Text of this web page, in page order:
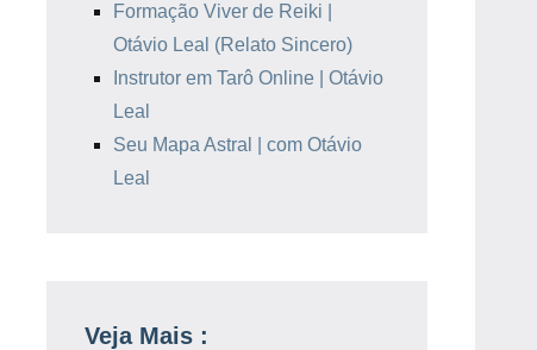
Formação Viver de Reiki |
Otávio Leal (Relato Sincero)
Instrutor em Tarô Online | Otávio
Leal
Seu Mapa Astral | com Otávio
Leal
Veja Mais :